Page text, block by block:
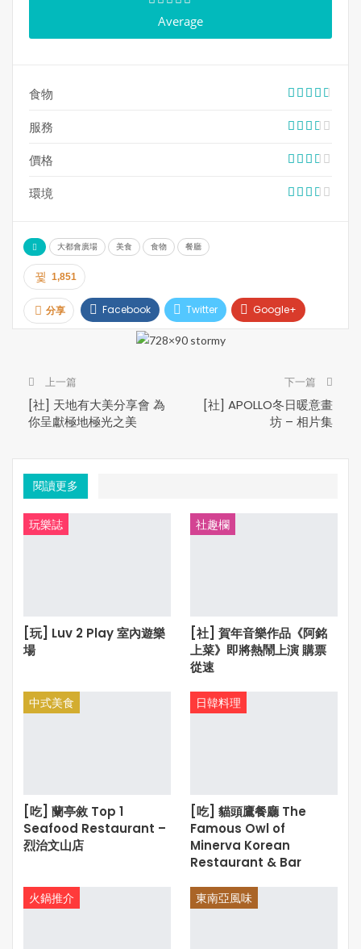
搭配有心思，大廚的烹調技術也很到家，一碗下肚，令人
適。
地址：3636 Steeles Avenue East, Unit 110 & 111,
電話：905-604-6600
可，不得轉載***
Average
食物
服務
價格
環境
大都會廣場 美食 食物 餐廳
1,851
分享 Facebook Twitter Google+
Pinterest Email
上一篇
[社] 天地有大美分享會 為
你呈獻極地極光之美
下一篇
[社] APOLLO冬日暖意畫
坊 – 相片集
閱讀更多
玩樂誌
[玩] Luv 2 Play 室內遊樂
場
社趣欄
[社] 賀年音樂作品《阿銘
上菜》即將熱鬧上演 購票
從速
中式美食
[吃] 蘭亭敘 Top 1
Seafood Restaurant –
烈治文山店
日韓料理
[吃] 貓頭鷹餐廳 The
Famous Owl of
Minerva Korean
Restaurant & Bar
火鍋推介 東南亞風味